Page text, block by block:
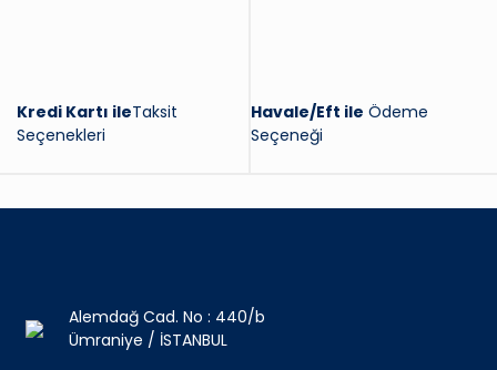
Kredi Kartı ileTaksit
Seçenekleri
Havale/Eft ile Ödeme
Seçeneği
Alemdağ Cad. No : 440/b
Ümraniye / İSTANBUL